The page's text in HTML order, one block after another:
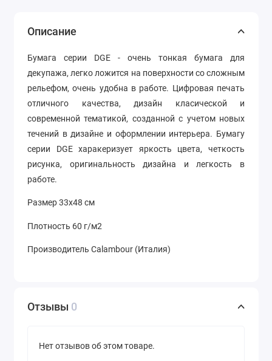
Описание
Бумага серии DGE - очень тонкая бумага для
декупажа, легко ложится на поверхности со сложным
рельефом, очень удобна в работе. Цифровая печать
отличного качества, дизайн класической и
современной тематикой, созданной с учетом новых
течений в дизайне и оформлении интерьера. Бумагу
серии DGE харакеризует яркость цвета, четкость
рисунка, оригинальность дизайна и легкость в
работе.
Размер 33х48 см
Плотность 60 г/м2
Производитель Calambour (Италия)
Отзывы 0
Нет отзывов об этом товаре.